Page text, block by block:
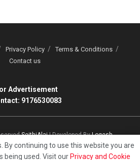
Privacy Policy
Terms & Conditions
Contact us
Advertisement
9176530083
SeithiAlai| Developed ByLogesh
By continuing to use this website you are
being used. Visit our Privacy and Cookie